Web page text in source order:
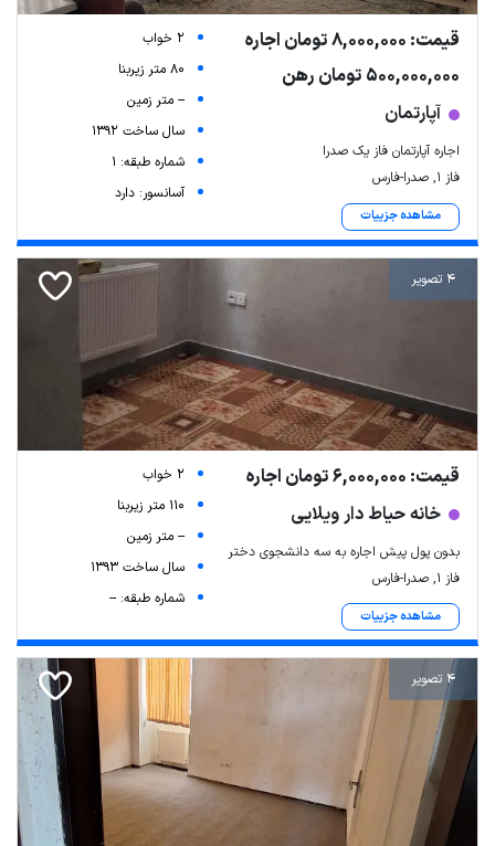
قیمت: 8,000,000 تومان اجاره
500,000,000 تومان رهن
آپارتمان
اجاره آپارتمان فاز یک صدرا
فاز ۱, صدرا-فارس
مشاهده جزییات
2 خواب
80 متر زیربنا
-- متر زمین
سال ساخت 1392
شماره طبقه: 1
آسانسور: دارد
4 تصویر
قیمت: 6,000,000 تومان اجاره
خانه حیاط دار ویلایی
بدون پول پیش اجاره به سه دانشجوی دختر
فاز ۱, صدرا-فارس
مشاهده جزییات
2 خواب
110 متر زیربنا
-- متر زمین
سال ساخت 1393
شماره طبقه: --
4 تصویر